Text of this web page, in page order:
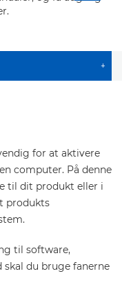
+
for at aktivere
computer. På denne
til dit produkt eller i
produkts
til software,
du bruge fanerne